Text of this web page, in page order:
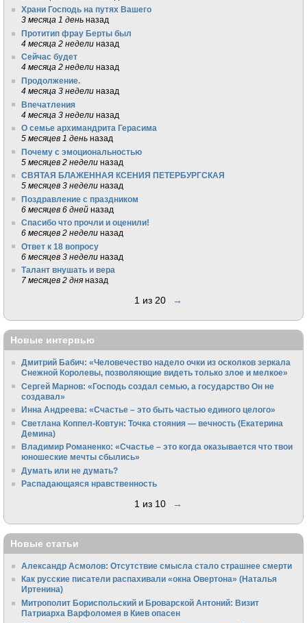
Храни Господь на путях Вашего
3 месяца 1 день назад
Протитип фрау Берты был
4 месяца 2 недели назад
Сейчас будет
4 месяца 2 недели назад
Продолжение.
4 месяца 3 недели назад
Впечатления
4 месяца 3 недели назад
О семье архимандрита Герасима
5 месяцев 1 день назад
Почему с эмоциональностью
5 месяцев 2 недели назад
СВЯТАЯ БЛАЖЕННАЯ КСЕНИЯ ПЕТЕРБУРГСКАЯ
5 месяцев 3 недели назад
Поздравление с праздником
6 месяцев 6 дней назад
Спасибо что прочли и оценили!
6 месяцев 2 недели назад
Ответ к 18 вопросу
6 месяцев 3 недели назад
Талант внушать и вера
7 месяцев 2 дня назад
1 из 20 →
Новые интервью
Дмитрий Бабич: «Человечество надело очки из осколков зеркала
Снежной Королевы, позволяющие видеть только злое и мелкое»
Сергей Марнов: «Господь создал семью, а государство Он не
создавал»
Инна Андреева: «Счастье – это быть частью единого целого»
Светлана Коппел-Ковтун: Точка стояния — вечность (Екатерина
Демина)
Владимир Романенко: «Счастье – это когда оказывается что твои
юношеские мечты сбылись»
Думать или не думать?
Распадающаяся нравственность
1 из 10 →
Новые статьи
Александр Асмолов: Отсутствие смысла стало страшнее смерти
Как русские писатели распахивали «окна Овертона» (Наталья
Иртенина)
Митрополит Бориспольский и Броварской Антоний: Визит
Патриарха Варфоломея в Киев опасен